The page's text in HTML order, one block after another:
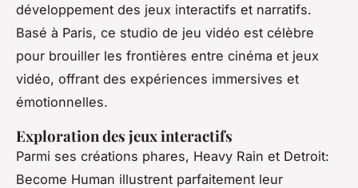
développement des jeux interactifs et narratifs.
Basé à Paris, ce studio de jeu vidéo est célèbre
pour brouiller les frontières entre cinéma et jeux
vidéo, offrant des expériences immersives et
émotionnelles.
Exploration des jeux interactifs
Parmi ses créations phares, Heavy Rain et Detroit:
Become Human illustrent parfaitement leur